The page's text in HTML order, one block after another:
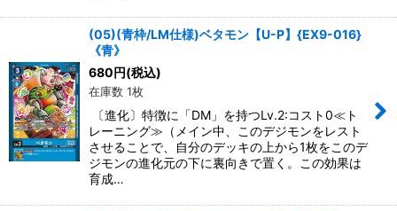
(05)(青枠/LM仕様)ベタモン【U-P】{EX9-016}
《青》
680 円(税込)
在庫数 1枚
〔進化〕特徴に「DM」を持つLv.2:コスト0≪ト
レーニング≫（メイン中、このデジモンをレスト
させることで、自分のデッキの上から1枚をこのデ
ジモンの進化元の下に裏向きで置く。この効果は
育成…